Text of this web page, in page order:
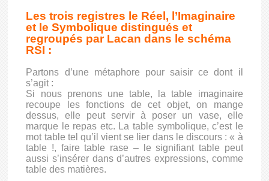
Les trois registres le Réel, l’Imaginaire
et le Symbolique distingués et
regroupés par Lacan dans le schéma
RSI :
Partons d’une métaphore pour saisir ce dont il
s’agit :
Si nous prenons une table, la table imaginaire
recoupe les fonctions de cet objet, on mange
dessus, elle peut servir à poser un vase, elle
marque le repas etc. La table symbolique, c’est le
mot table tel qu’il vient se lier dans le discours : « à
table !, faire table rase – le signifiant table peut
aussi s’insérer dans d’autres expressions, comme
table des matières.